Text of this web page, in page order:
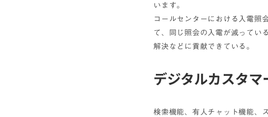
います。
コールセンターにおける入電照
て、同じ照会の入電が減ってい
解決などに貢献できている。
デジタルカスタ
検索機能、有人チャット機能、